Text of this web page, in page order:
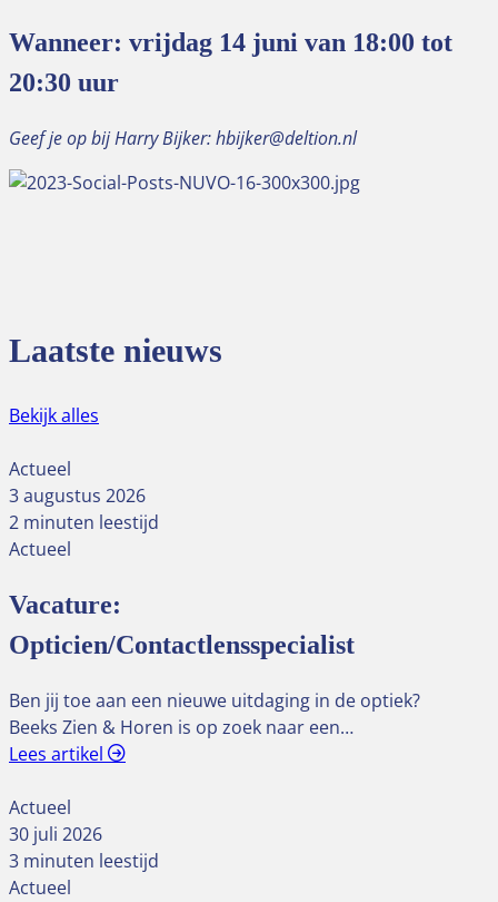
Wanneer: vrijdag 14 juni van 18:00 tot
20:30 uur
Geef je op bij Harry Bijker: hbijker@deltion.nl
Laatste nieuws
Bekijk alles
Actueel
3 augustus 2026
2 minuten leestijd
Actueel
Vacature:
Opticien/Contactlensspecialist
Ben jij toe aan een nieuwe uitdaging in de optiek?
Beeks Zien & Horen is op zoek naar een…
Lees artikel
Actueel
30 juli 2026
3 minuten leestijd
Actueel